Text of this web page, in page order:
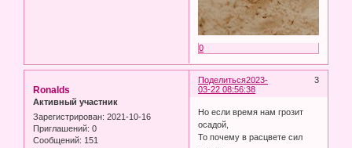
0
Поделиться 3
2023-
03-22 08:56:38
Ronalds
Активный участник
Зарегистрирован: 2021-10-16
Приглашений: 0
Сообщений: 151
Но если время нам грозит
осадой,
То почему в расцвете сил